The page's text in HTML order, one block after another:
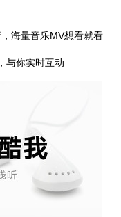
海量音乐MV想看就看
你实时互动